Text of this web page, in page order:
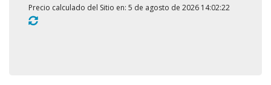
Precio calculado del Sitio en: 5 de agosto de 2026 14:02:22